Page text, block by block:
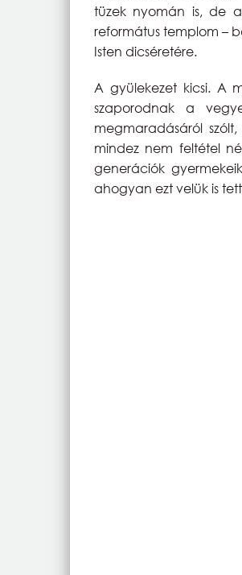
tüzek nyomán is, de
református templom –
Isten dicséretére.
A gyülekezet kicsi. A
szaporodnak a
megmaradásáról
mindez nem feltétel
generációk
ahogyan ezt velük is